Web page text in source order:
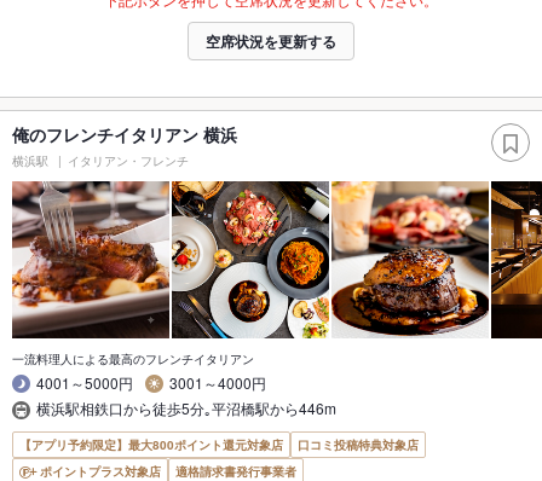
空席状況を更新する
俺のフレンチイタリアン 横浜
横浜駅 イタリアン・フレンチ
一流料理人による最高のフレンチイタリアン
4001～5000円
3001～4000円
横浜駅相鉄口から徒歩5分｡平沼橋駅から446m
【アプリ予約限定】最大800ポイント還元対象店
口コミ投稿特典対象店
ポイントプラス対象店
適格請求書発行事業者